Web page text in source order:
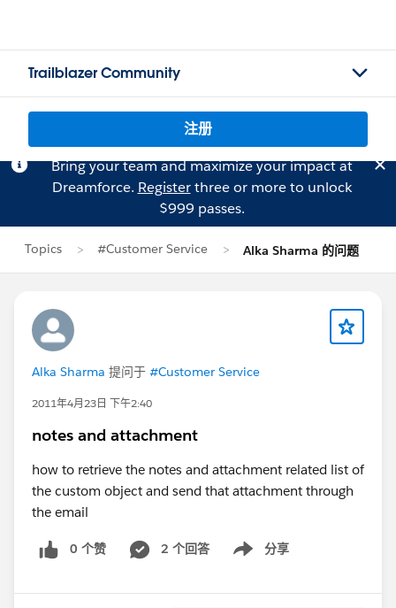
Trailblazer Community
注册
Bring your team and maximize your impact at
Dreamforce. Registerthree or more to unlock
$999 passes.
Topics #Customer Service Alka Sharma 的问题
Alka Sharma 提问于 #Customer Service
2011年4月23日 下午2:40
notes and attachment
how to retrieve the notes and attachment related list of
the custom object and send that attachment through
the email
0 个赞 2 个回答 分享
Show menu